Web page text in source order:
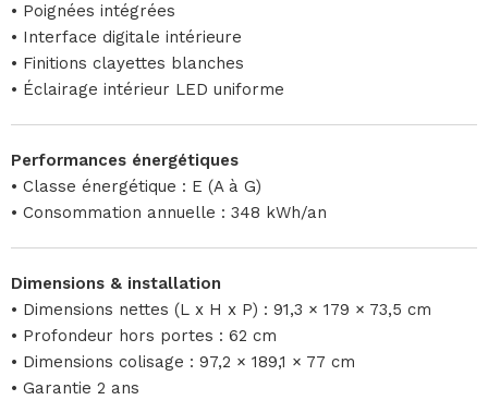
• Poignées intégrées
• Interface digitale intérieure
• Finitions clayettes blanches
• Éclairage intérieur LED uniforme
Performances énergétiques
• Classe énergétique : E (A à G)
• Consommation annuelle : 348 kWh/an
Dimensions & installation
• Dimensions nettes (L x H x P) : 91,3 × 179 × 73,5 cm
• Profondeur hors portes : 62 cm
• Dimensions colisage : 97,2 × 189,1 × 77 cm
• Garantie 2 ans